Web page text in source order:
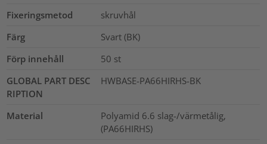
Fixeringsmetod
skruvhål
Färg
Svart (BK)
Förp innehåll
50 st
GLOBAL PART DESC
RIPTION
HWBASE-PA66HIRHS-BK
Material
Polyamid 6.6 slag-/värmetålig,
(PA66HIRHS)